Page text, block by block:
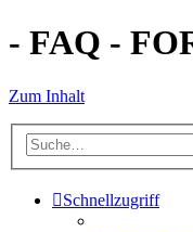
- FAQ -
Zum Inhalt
Schnellzugriff